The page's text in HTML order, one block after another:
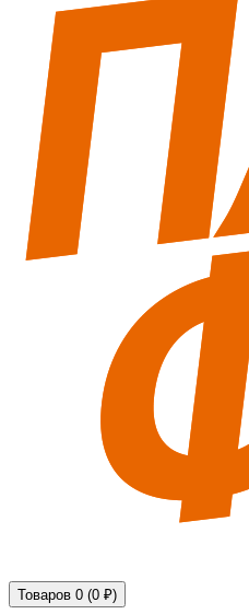
Товаров 0 (0 ₽)